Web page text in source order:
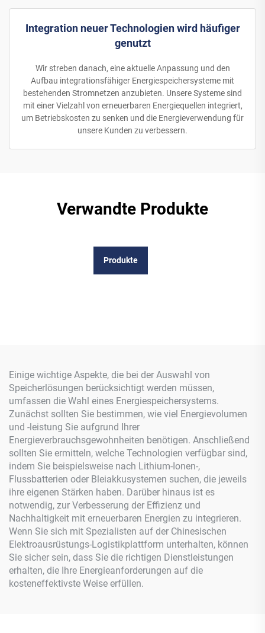
Integration neuer Technologien wird häufiger
genutzt
Wir streben danach, eine aktuelle Anpassung und den
Aufbau integrationsfähiger Energiespeichersysteme mit
bestehenden Stromnetzen anzubieten. Unsere Systeme sind
mit einer Vielzahl von erneuerbaren Energiequellen integriert,
um Betriebskosten zu senken und die Energieverwendung für
unsere Kunden zu verbessern.
Verwandte Produkte
Produkte
Einige wichtige Aspekte, die bei der Auswahl von
Speicherlösungen berücksichtigt werden müssen,
umfassen die Wahl eines Energiespeichersystems.
Zunächst sollten Sie bestimmen, wie viel Energievolumen
und -leistung Sie aufgrund Ihrer
Energieverbrauchsgewohnheiten benötigen. Anschließend
sollten Sie ermitteln, welche Technologien verfügbar sind,
indem Sie beispielsweise nach Lithium-Ionen-,
Flussbatterien oder Bleiakkusystemen suchen, die jeweils
ihre eigenen Stärken haben. Darüber hinaus ist es
notwendig, zur Verbesserung der Effizienz und
Nachhaltigkeit mit erneuerbaren Energien zu integrieren.
Wenn Sie sich mit Spezialisten auf der Chinesischen
Elektroausrüstungs-Logistikplattform unterhalten, können
Sie sicher sein, dass Sie die richtigen Dienstleistungen
erhalten, die Ihre Energieanforderungen auf die
kosteneffektivste Weise erfüllen.